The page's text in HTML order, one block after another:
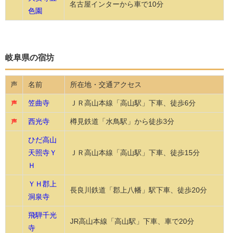
色園
名古屋インターから車で10分
岐阜県の宿坊
声 名前 所在地・交通アクセス
声 笠曲寺 ＪＲ高山本線「高山駅」下車、徒歩6分
声 西光寺 樽見鉄道「水鳥駅」から徒歩3分
ひだ高山
天照寺Ｙ
Ｈ
ＪＲ高山本線「高山駅」下車、徒歩15分
ＹＨ郡上
洞泉寺
長良川鉄道「郡上八幡」駅下車、徒歩20分
飛騨千光
寺
JR高山本線「高山駅」下車、車で20分